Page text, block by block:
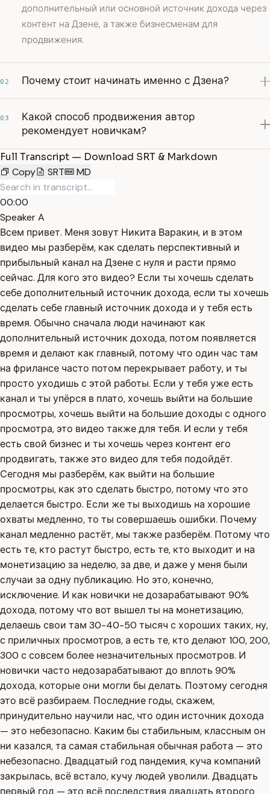
дополнительный или основной источник дохода через
контент на Дзене, а также бизнесменам для
продвижения.
02 Почему стоит начинать именно с Дзена?
03
Какой способ продвижения автор
рекомендует новичкам?
Full Transcript — Download SRT & Markdown
Copy
SRT MD
00:00
Speaker A
Всем привет. Меня зовут Никита Варакин, и в этом
видео мы разберём, как сделать перспективный и
прибыльный канал на Дзене с нуля и расти прямо
сейчас. Для кого это видео? Если ты хочешь сделать
себе дополнительный источник дохода, если ты хочешь
сделать себе главный источник дохода и у тебя есть
время. Обычно сначала люди начинают как
дополнительный источник дохода, потом появляется
время и делают как главный, потому что один час там
на фрилансе часто потом перекрывает работу, и ты
просто уходишь с этой работы. Если у тебя уже есть
канал и ты упёрся в плато, хочешь выйти на большие
просмотры, хочешь выйти на большие доходы с одного
просмотра, это видео также для тебя. И если у тебя
есть свой бизнес и ты хочешь через контент его
продвигать, также это видео для тебя подойдёт.
Сегодня мы разберём, как выйти на большие
просмотры, как это сделать быстро, потому что это
делается быстро. Если же ты выходишь на хорошие
охваты медленно, то ты совершаешь ошибки. Почему
канал медленно растёт, мы также разберём. Потому что
есть те, кто растут быстро, есть те, кто выходит и на
монетизацию за неделю, за две, и даже у меня были
случаи за одну публикацию. Но это, конечно,
исключение. И как новички не дозарабатывают 90%
дохода, потому что вот вышел ты на монетизацию,
делаешь свои там 30-40-50 тысяч с хороших таких, ну,
с приличных просмотров, а есть те, кто делают 100, 200,
300 с совсем более незначительных просмотров. И
новички часто недозарабатывают до вплоть 90%
дохода, которые они могли бы делать. Поэтому сегодня
это всё разбираем. Последние годы, скажем,
принудительно научили нас, что один источник дохода
— это небезопасно. Каким бы стабильным, классным он
ни казался, та самая стабильная обычная работа — это
небезопасно. Двадцатый год пандемия, куча компаний
закрылась, всё встало, кучу людей уволили. Двадцать
первый год — это всё последствия двадцать второго